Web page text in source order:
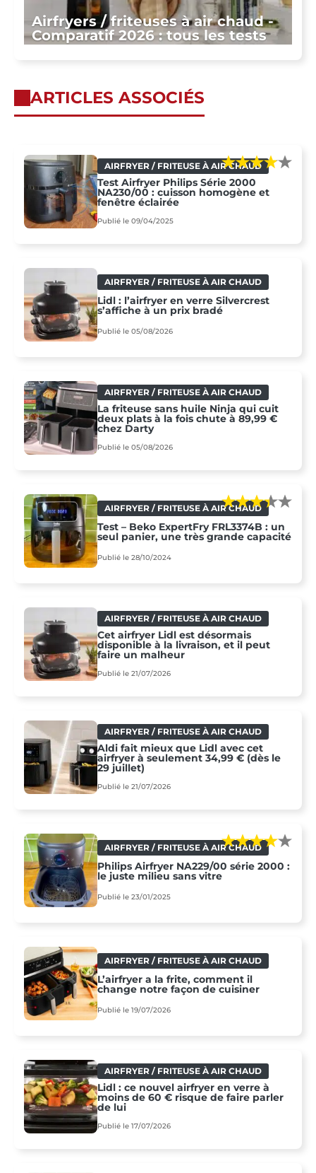
Airfryers / friteuses à air chaud -
Comparatif 2026 : tous les tests
ARTICLES ASSOCIÉS
AIRFRYER / FRITEUSE À AIR CHAUD
Test Airfryer Philips Série 2000
NA230/00 : cuisson homogène et
fenêtre éclairée
Publié le 09/04/2025
AIRFRYER / FRITEUSE À AIR CHAUD
Lidl : l’airfryer en verre Silvercrest
s’affiche à un prix bradé
Publié le 05/08/2026
AIRFRYER / FRITEUSE À AIR CHAUD
La friteuse sans huile Ninja qui cuit
deux plats à la fois chute à 89,99 €
chez Darty
Publié le 05/08/2026
AIRFRYER / FRITEUSE À AIR CHAUD
Test – Beko ExpertFry FRL3374B : un
seul panier, une très grande capacité
Publié le 28/10/2024
AIRFRYER / FRITEUSE À AIR CHAUD
Cet airfryer Lidl est désormais
disponible à la livraison, et il peut
faire un malheur
Publié le 21/07/2026
AIRFRYER / FRITEUSE À AIR CHAUD
Aldi fait mieux que Lidl avec cet
airfryer à seulement 34,99 € (dès le
29 juillet)
Publié le 21/07/2026
AIRFRYER / FRITEUSE À AIR CHAUD
Philips Airfryer NA229/00 série 2000 :
le juste milieu sans vitre
Publié le 23/01/2025
AIRFRYER / FRITEUSE À AIR CHAUD
L’airfryer a la frite, comment il
change notre façon de cuisiner
Publié le 19/07/2026
AIRFRYER / FRITEUSE À AIR CHAUD
Lidl : ce nouvel airfryer en verre à
moins de 60 € risque de faire parler
de lui
Publié le 17/07/2026